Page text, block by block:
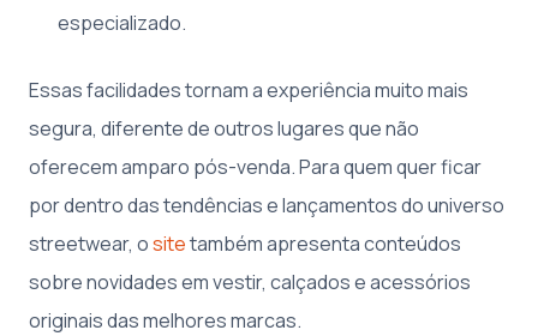
especializado.
Essas facilidades tornam a experiência muito mais
segura, diferente de outros lugares que não
oferecem amparo pós-venda. Para quem quer ficar
por dentro das tendências e lançamentos do universo
streetwear, ositetambém apresenta conteúdos
sobre novidades em vestir, calçados e acessórios
originais das melhores marcas.